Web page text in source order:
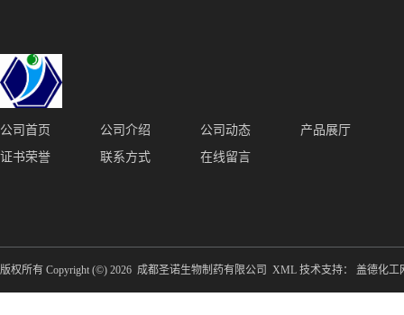
公司首页 公司介绍 公司动态
产品展厅
证书荣誉
联系方式 在线留言
版权所有 Copyright (©) 2026 成都圣诺生物制药有限公司 XML 技术支持： 盖德化工